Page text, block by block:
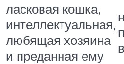
ласковая кошка,
интеллектуальная,
любящая хозяина
и преданная ему